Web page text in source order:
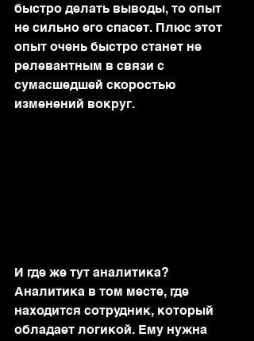
быстро делать выводы, то опыт
не сильно его спасет. Плюс этот
опыт очень быстро станет не
релевантным в связи с
сумасшедшей скоростью
изменений вокруг.
И где же тут аналитика?
Аналитика в том месте, где
находится сотрудник, который
обладает логикой. Ему нужна